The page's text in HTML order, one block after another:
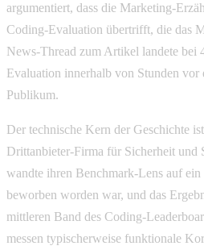
argumentiert, dass die Marketing-
Coding-Evaluation übertrifft, die das
News-Thread zum Artikel landete bei
Evaluation innerhalb von Stunden vor
Publikum.
Der technische Kern der Geschichte
Drittanbieter-Firma für Sicherheit und
wandte ihren Benchmark-Lens auf
beworben worden war, und das
mittleren Band des Coding-
messen typischerweise funktionale